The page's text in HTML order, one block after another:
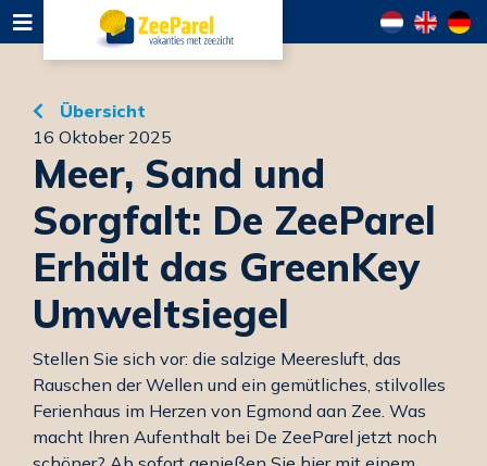
Übersicht
16 Oktober 2025
Meer, Sand und
Sorgfalt: De ZeeParel
Erhält das GreenKey
Umweltsiegel
Stellen Sie sich vor: die salzige Meeresluft, das
Rauschen der Wellen und ein gemütliches, stilvolles
Ferienhaus im Herzen von Egmond aan Zee. Was
macht Ihren Aufenthalt bei De ZeeParel jetzt noch